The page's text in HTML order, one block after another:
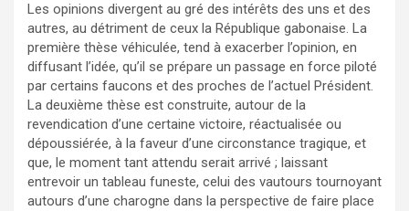
Les opinions divergent au gré des intérêts des uns et des
autres, au détriment de ceux la République gabonaise. La
première thèse véhiculée, tend à exacerber l’opinion, en
diffusant l’idée, qu’il se prépare un passage en force piloté
par certains faucons et des proches de l’actuel Président.
La deuxième thèse est construite, autour de la
revendication d’une certaine victoire, réactualisée ou
dépoussiérée, à la faveur d’une circonstance tragique, et
que, le moment tant attendu serait arrivé ; laissant
entrevoir un tableau funeste, celui des vautours tournoyant
autours d’une charogne dans la perspective de faire place